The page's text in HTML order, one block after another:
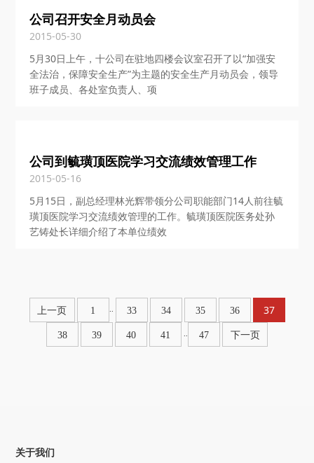
公司召开安全月动员会
2015-05-30
5月30日上午，十公司在驻地四楼会议室召开了以“加强安
全法治，保障安全生产”为主题的安全生产月动员会，领导
班子成员、各处室负责人、项
公司到毓璜顶医院学习交流绩效管理工作
2015-05-16
5月15日，副总经理林光辉带领分公司职能部门14人前往毓
璜顶医院学习交流绩效管理的工作。毓璜顶医院医务处孙
艺铸处长详细介绍了本单位绩效
上一页 1 .. 33 34 35 36 37
38 39 40 41 .. 47 下一页
关于我们